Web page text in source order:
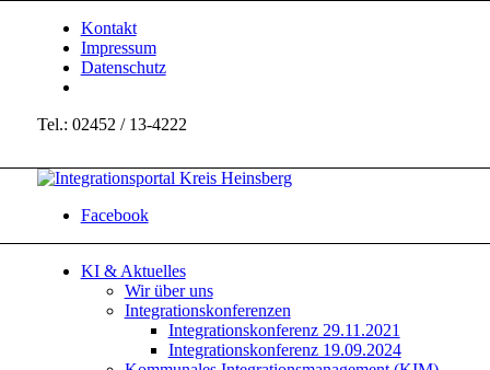
Kontakt
Impressum
Datenschutz
Tel.: 02452 / 13-4222
Facebook
KI & Aktuelles
Wir über uns
Integrationskonferenzen
Integrationskonferenz 29.11.2021
Integrationskonferenz 19.09.2024